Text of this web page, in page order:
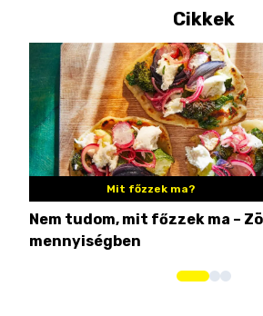
Cikkek
Mit főzzek ma?
Nem tudom, mit főzzek ma –
mennyiségben